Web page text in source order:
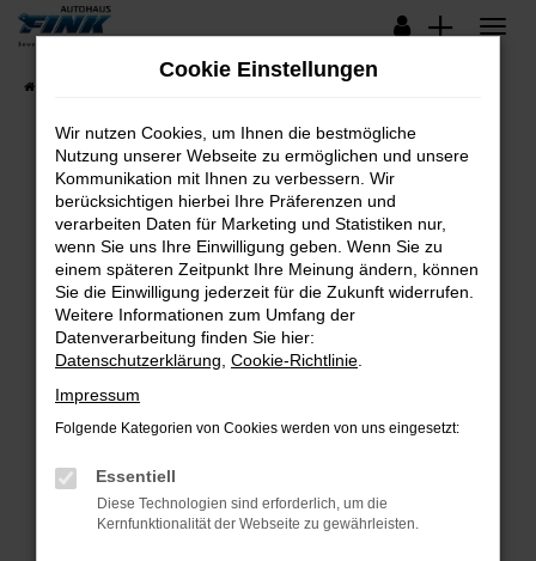
Zum
springen
Lagerfahrzeuge
Fehler: Network Error
Beim Laden ist ein Fehler aufgetreten.
Hier sind ein paar Tipps, die dir helfen können:
Überprüfe deine Firewall und deine
Internetverbindung.
Laden andere Webseiten, zum Beispiel deine
Suchmaschine?
Prüfe deine Browsererweiterungen.
können das Laden bestimmter Seiten
verhindern. Funktioniert die Seite in einem
anderen Browser oder in einem privaten
Cookie Einstellungen
Wir nutzen Cookies, um Ihnen die bestmögliche
Nutzung unserer Webseite zu ermöglichen und unsere
Kommunikation mit Ihnen zu verbessern. Wir
berücksichtigen hierbei Ihre Präferenzen und
verarbeiten Daten für Marketing und Statistiken nur,
wenn Sie uns Ihre Einwilligung geben. Wenn Sie zu
einem späteren Zeitpunkt Ihre Meinung ändern, können
Sie die Einwilligung jederzeit für die Zukunft widerrufen.
Weitere Informationen zum Umfang der
Datenverarbeitung finden Sie hier:
Datenschutzerklärung Cookie-Richtlinie
Impressum
Folgende Kategorien von Cookies werden von uns eingesetzt:
Essentiell
Diese Technologien sind erforderlich, um die
Kernfunktionalität der Webseite zu gewährleisten.